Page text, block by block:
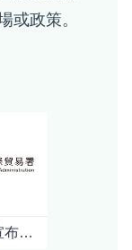
或政策。
中國商務部宣布對日本強化軍商兩用貨品出口管制對日本產業影響之初步分析